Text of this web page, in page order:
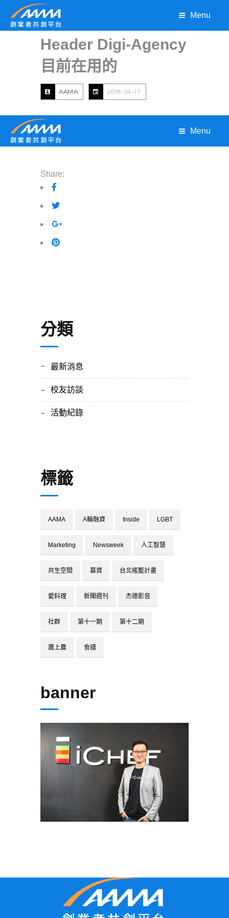
Menu
Header Digi-Agency
目前在用的
AAMA 2018-04-17
Menu
Share:
分類
最新消息
校友訪談
活動紀錄
標籤
AAMA A輪融資 Inside LGBT
Marketing Newsweek 人工智慧
共生空間 募資 台北搖籃計畫
愛料理 新聞週刊 杰德影音
社群 第十一期 第十二期
蕭上農 食譜
banner